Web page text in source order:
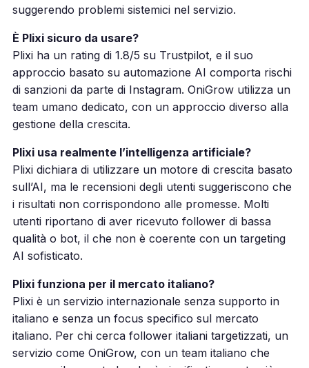
suggerendo problemi sistemici nel servizio.
È Plixi sicuro da usare?
Plixi ha un rating di 1.8/5 su Trustpilot, e il suo
approccio basato su automazione AI comporta rischi
di sanzioni da parte di Instagram. OniGrow utilizza un
team umano dedicato, con un approccio diverso alla
gestione della crescita.
Plixi usa realmente l’intelligenza artificiale?
Plixi dichiara di utilizzare un motore di crescita basato
sull’AI, ma le recensioni degli utenti suggeriscono che
i risultati non corrispondono alle promesse. Molti
utenti riportano di aver ricevuto follower di bassa
qualità o bot, il che non è coerente con un targeting
AI sofisticato.
Plixi funziona per il mercato italiano?
Plixi è un servizio internazionale senza supporto in
italiano e senza un focus specifico sul mercato
italiano. Per chi cerca follower italiani targetizzati, un
servizio come OniGrow, con un team italiano che